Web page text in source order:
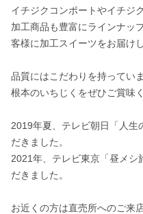
イチジクコンポートやイチジ
加工商品も豊富にラインナッ
客様に加工スイーツをお届け
品質にはこだわりを持ってい
根本のいちじくをぜひご賞味
2019年夏、テレビ朝日「人生
だきました。
2021年、テレビ東京「昼メシ
だきました。
お近くの方は直売所へのご来